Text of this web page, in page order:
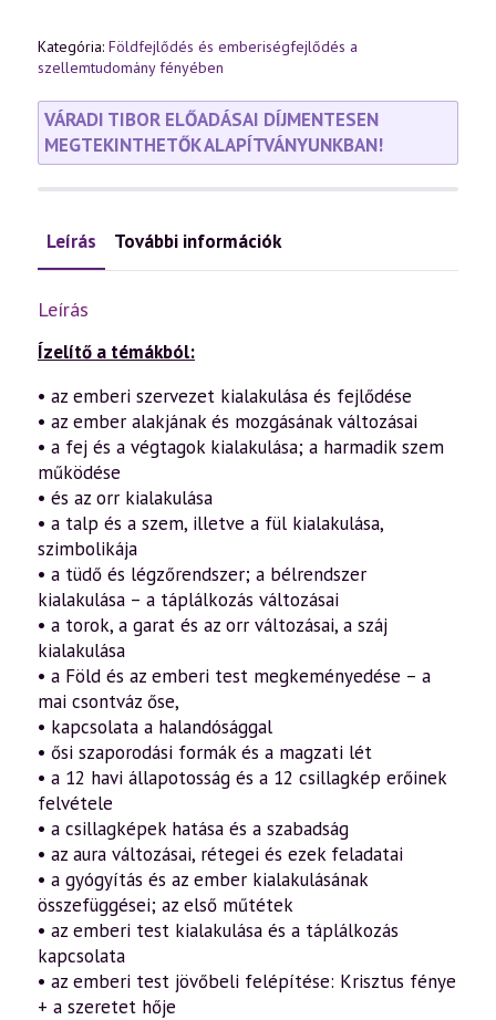
Kategória: Földfejlődés és emberiségfejlődés a
szellemtudomány fényében
VÁRADI TIBOR ELŐADÁSAI DÍJMENTESEN
MEGTEKINTHETŐK ALAPÍTVÁNYUNKBAN!
Leírás További információk
Leírás
Ízelítő a témákból:
• az emberi szervezet kialakulása és fejlődése
• az ember alakjának és mozgásának változásai
• a fej és a végtagok kialakulása; a harmadik szem
működése
• és az orr kialakulása
• a talp és a szem, illetve a fül kialakulása,
szimbolikája
• a tüdő és légzőrendszer; a bélrendszer
kialakulása – a táplálkozás változásai
• a torok, a garat és az orr változásai, a száj
kialakulása
• a Föld és az emberi test megkeményedése – a
mai csontváz őse,
• kapcsolata a halandósággal
• ősi szaporodási formák és a magzati lét
• a 12 havi állapotosság és a 12 csillagkép erőinek
felvétele
• a csillagképek hatása és a szabadság
• az aura változásai, rétegei és ezek feladatai
• a gyógyítás és az ember kialakulásának
összefüggései; az első műtétek
• az emberi test kialakulása és a táplálkozás
kapcsolata
• az emberi test jövőbeli felépítése: Krisztus fénye
+ a szeretet hője